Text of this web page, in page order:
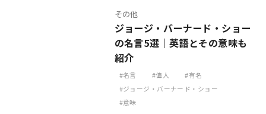
その他
ジョージ・バーナード・ショー
の名言5選｜英語とその意味も
紹介
名言 偉人
有名
ジョージ・バーナード・ショー
意味